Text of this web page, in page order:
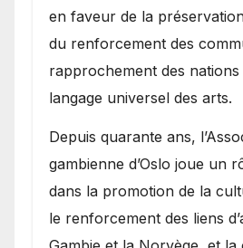
en faveur de la
du renforcement des
rapprochement des
langage universel des arts.
​Depuis quarante ans,
gambienne d’Oslo joue un
dans la promotion de la
le renforcement des liens